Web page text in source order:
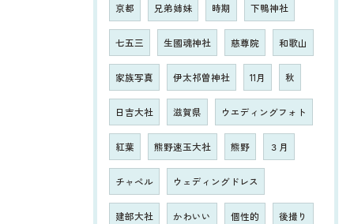
京都 兄弟姉妹 時期 下鴨神社
七五三 生國魂神社 慈尊院 和歌山
家族写真 伊太祁曽神社 11月 秋
日吉大社 滋賀県 ウエディングフォト
紅葉 熊野速玉大社 熊野 ３月
チャペル ウェディングドレス
建部大社 かわいい 個性的 後撮り